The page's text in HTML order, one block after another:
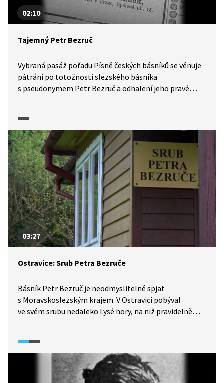
02:10
Tajemný Petr Bezruč
Vybraná pasáž pořadu Písně českých básníků se věnuje
pátrání po totožnosti slezského básníka
s pseudonymem Petr Bezruč a odhalení jeho pravé
03:27
Ostravice: Srub Petra Bezruče
Básník Petr Bezruč je neodmyslitelně spjat
s Moravskoslezským krajem. V Ostravici pobýval
ve svém srubu nedaleko Lysé hory, na niž pravidelně
ke zdejšímu prostředí, ale i k ženám.